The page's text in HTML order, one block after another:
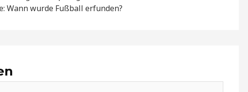
Wann wurde Fußball erfunden?